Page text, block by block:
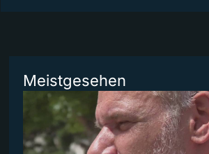
Meistgesehen